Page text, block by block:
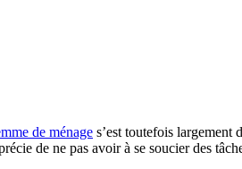
de ménage s’est toutefois largement
de ne pas avoir à se soucier des